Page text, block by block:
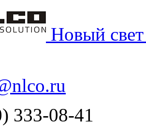
Новый
nlco.ru
333-08-41